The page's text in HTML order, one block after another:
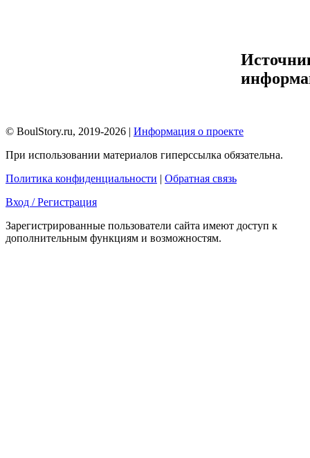
© BoulStory.ru, 2019-2026 | Информация о проекте
При использовании материалов гиперссылка обязательна.
Политика конфиденциальности | Обратная связь
Вход / Регистрация
Зарегистрированные пользователи сайта имеют доступ к
дополнительным функциям и возможностям.